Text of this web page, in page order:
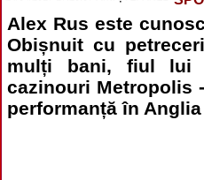
Alex Rus este
Obișnuit cu
mulți bani, fiul lui
cazinouri Metropolis
performanță în